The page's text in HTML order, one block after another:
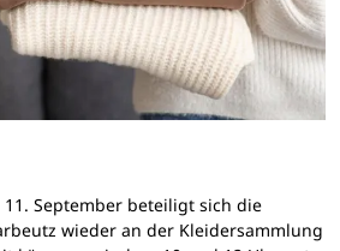
11. September beteiligt sich die
wieder an der Kleidersammlung